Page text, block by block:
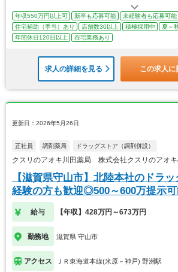
年収550万円以上可 新卒も応募可能 未経験者も応募可能
住宅補助（手当）あり
店舗数30以上 積極採用中
夏～
年間休日120日以上
在宅業務あり
求人の詳細を見る この求人に
更新日：2026年5月26日
正社員 調剤薬局 ドラッグストア（調剤併設）
クスリのアオキ川田薬局 株式会社クスリのアオキ
【滋賀県守山市】北陸本社のドラ
経験の方も歓迎◎500～600万提示可
給与 【年収】428万円～673万円
勤務地 滋賀県 守山市
アクセス ＪＲ東海道本線(米原－神戸) 野洲駅